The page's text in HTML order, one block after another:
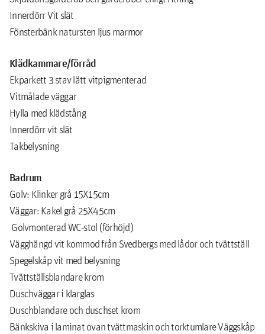
Innerdörr Vit slät
Fönsterbänk natursten ljus marmor
Klädkammare/förråd
Ekparkett 3 stav lätt vitpigmenterad
Vitmålade väggar
Hylla med klädstång
Innerdörr vit slät
Takbelysning
Badrum
Golv: Klinker grå 15X15cm
Väggar: Kakel grå 25X45cm
Golvmonterad WC-stol (förhöjd)
Vägghängd vit kommod från Svedbergs med lådor och tvättställ
Spegelskåp vit med belysning
Tvättställsblandare krom
Duschväggar i klarglas
Duschblandare och duschset krom
Bänkskiva i laminat ovan tvättmaskin och torktumlare Väggskåp